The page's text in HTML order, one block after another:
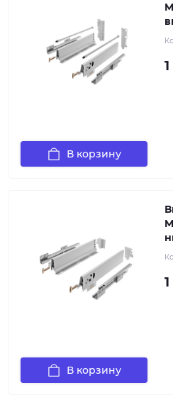
В корзину
В корзину